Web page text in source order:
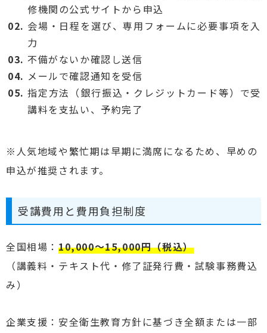
修機関の公式サイトから申込
会場・日程を選び、専用フォームに必要事項を入
力
不備がないか確認し送信
メールで確認通知を受信
指定方法（銀行振込・クレジットカード等）で受
講料を支払い、予約完了
※人気地域や繁忙期は早期に満席になるため、早めの
申込が推奨されます。
受講費用と費用負担制度
全国相場： 10,000〜15,000円（税込）
（講義料・テキスト代・修了証発行費・試験事務費込
み）
企業支援：安全衛生教育方針に基づき全額または一部